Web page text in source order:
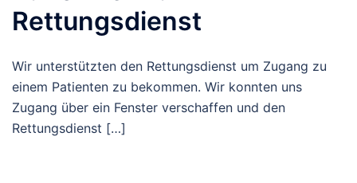
Rettungsdienst
Wir unterstützten den Rettungsdienst um Zugang zu
einem Patienten zu bekommen. Wir konnten uns
Zugang über ein Fenster verschaffen und den
Rettungsdienst […]